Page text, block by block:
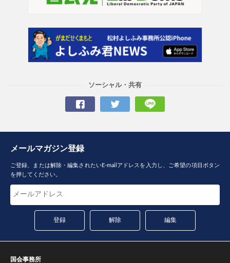
ソーシャル・共有
メールマガジン登録
ご登録、または解除・編集されたいE-mailアドレスを入力し、ご希望の項目ボタン
を押してください。
国会事務所